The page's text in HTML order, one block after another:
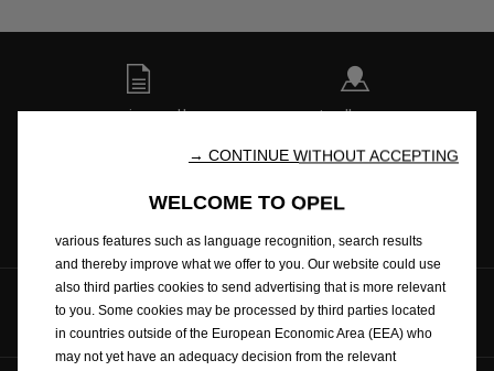
محدد الموزع طلب عرض سعر
اتصل بنا الكتيبات
تابعونا على
CONTINUE WITHOUT ACCEPTING →
WELCOME TO OPEL
We use cookies to ensure that we give you the best experience
functionalities such as security, network management and
various features such as language recognition, search results
and thereby improve what we offer to you. Our website could use
also third parties cookies to send advertising that is more relevant
to you. Some cookies may be processed by third parties located
in countries outside of the European Economic Area (EEA) who
may not yet have an adequacy decision from the relevant